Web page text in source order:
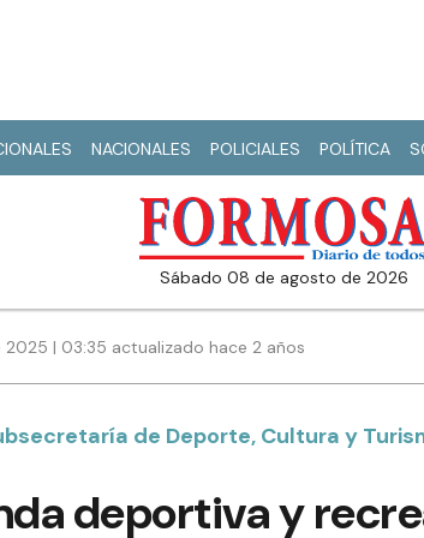
NACIONALES POLICIALES POLÍTICA
sábado 08 de agosto de 2026
| 03:35 actualizado hace 2 años
de Deporte, Cultura y
deportiva y